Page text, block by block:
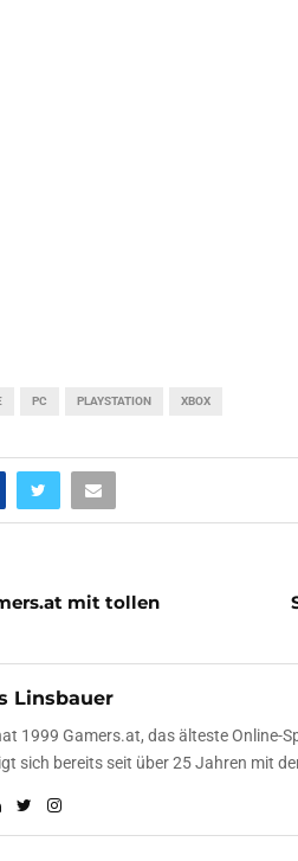
PC PLAYSTATION XBOX
mit tollen
Linsbauer
1999 Gamers.at, das älteste Online-
sich bereits seit über 25 Jahren mit